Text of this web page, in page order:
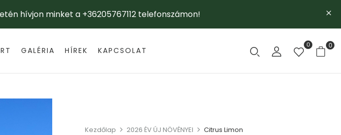
hívjon minket a +36205767112 telefonszámon!
GALÉRIA HÍREK KAPCSOLAT
0 0
Kezdőlap 2026 ÉV ÚJ NÖVÉNYEI Citrus Limon